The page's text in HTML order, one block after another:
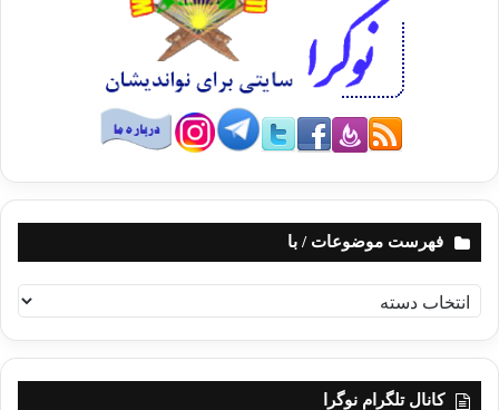
فهرست موضوعات / با
ه
ر
کانال تلگرام نوگرا